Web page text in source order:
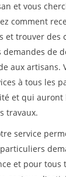
et vous
comment
et trouver des
demandes de
aux artisans.
à tous les
et qui
travaux.
service
et pour tous